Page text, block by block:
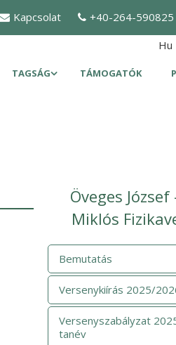
Kapcsolat +40-264-590825
Hu
TAGSÁG TÁMOGATÓK
Öveges József
Miklós
Bemutatás
Versenykiírás 2025/
Versenyszabályzat
tanév